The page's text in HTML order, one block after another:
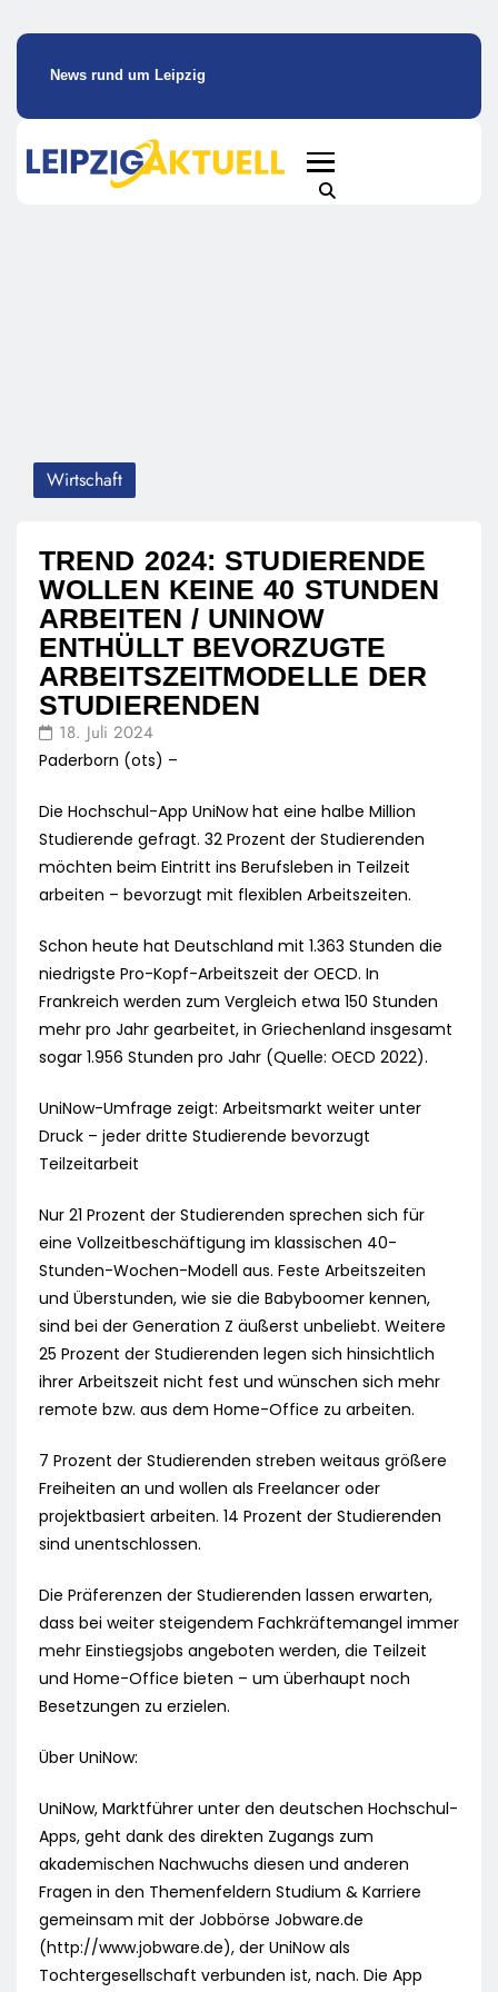
News rund um Leipzig
Wirtschaft
TREND 2024: STUDIERENDE
WOLLEN KEINE 40 STUNDEN
ARBEITEN / UNINOW
ENTHÜLLT BEVORZUGTE
ARBEITSZEITMODELLE DER
STUDIERENDEN
18. Juli 2024
Paderborn (ots) –
Die Hochschul-App UniNow hat eine halbe Million
Studierende gefragt. 32 Prozent der Studierenden
möchten beim Eintritt ins Berufsleben in Teilzeit
arbeiten – bevorzugt mit flexiblen Arbeitszeiten.
Schon heute hat Deutschland mit 1.363 Stunden die
niedrigste Pro-Kopf-Arbeitszeit der OECD. In
Frankreich werden zum Vergleich etwa 150 Stunden
mehr pro Jahr gearbeitet, in Griechenland insgesamt
sogar 1.956 Stunden pro Jahr (Quelle: OECD 2022).
UniNow-Umfrage zeigt: Arbeitsmarkt weiter unter
Druck – jeder dritte Studierende bevorzugt
Teilzeitarbeit
Nur 21 Prozent der Studierenden sprechen sich für
eine Vollzeitbeschäftigung im klassischen 40-
Stunden-Wochen-Modell aus. Feste Arbeitszeiten
und Überstunden, wie sie die Babyboomer kennen,
sind bei der Generation Z äußerst unbeliebt. Weitere
25 Prozent der Studierenden legen sich hinsichtlich
ihrer Arbeitszeit nicht fest und wünschen sich mehr
remote bzw. aus dem Home-Office zu arbeiten.
7 Prozent der Studierenden streben weitaus größere
Freiheiten an und wollen als Freelancer oder
projektbasiert arbeiten. 14 Prozent der Studierenden
sind unentschlossen.
Die Präferenzen der Studierenden lassen erwarten,
dass bei weiter steigendem Fachkräftemangel immer
mehr Einstiegsjobs angeboten werden, die Teilzeit
und Home-Office bieten – um überhaupt noch
Besetzungen zu erzielen.
Über UniNow:
UniNow, Marktführer unter den deutschen Hochschul-
Apps, geht dank des direkten Zugangs zum
akademischen Nachwuchs diesen und anderen
Fragen in den Themenfeldern Studium & Karriere
gemeinsam mit der Jobbörse Jobware.de
(http://www.jobware.de), der UniNow als
Tochtergesellschaft verbunden ist, nach. Die App